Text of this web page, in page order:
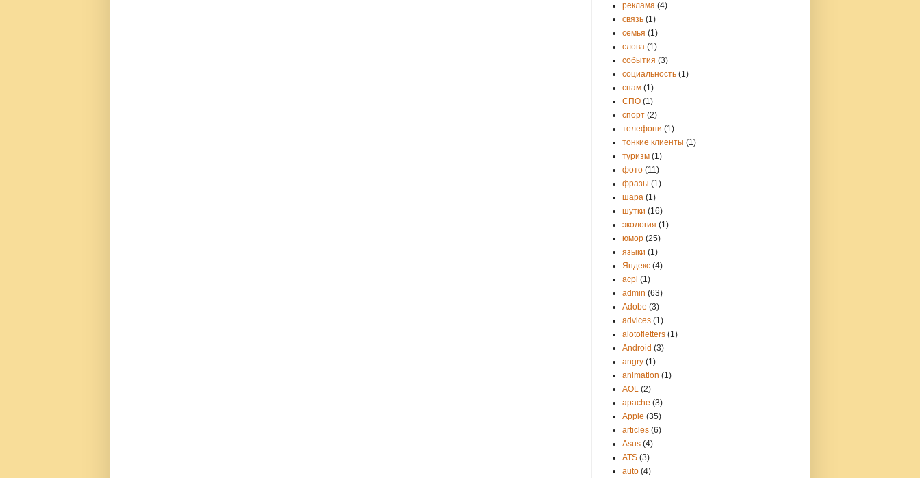
реклама (4)
связь (1)
семья (1)
слова (1)
события (3)
социальность (1)
спам (1)
СПО (1)
спорт (2)
телефони (1)
тонкие клиенты (1)
туризм (1)
фото (11)
фразы (1)
шара (1)
шутки (16)
экология (1)
юмор (25)
языки (1)
Яндекс (4)
acpi (1)
admin (63)
Adobe (3)
advices (1)
alotofletters (1)
Android (3)
angry (1)
animation (1)
AOL (2)
apache (3)
Apple (35)
articles (6)
Asus (4)
ATS (3)
auto (4)